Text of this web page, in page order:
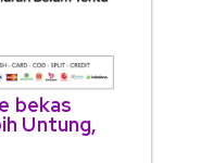
bekas
Untung,